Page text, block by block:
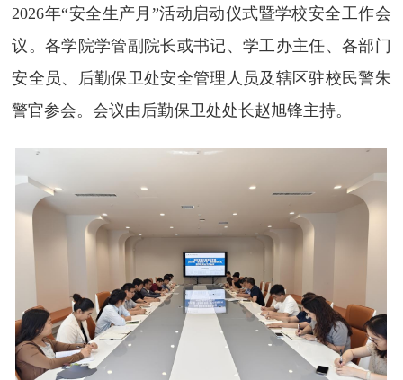
2026年“安全生产月”活动启动仪式暨学校安全工作会
议。各学院学管副院长或书记、学工办主任、各部门
安全员、后勤保卫处安全管理人员及辖区驻校民警朱
警官参会。会议由后勤保卫处处长赵旭锋主持。